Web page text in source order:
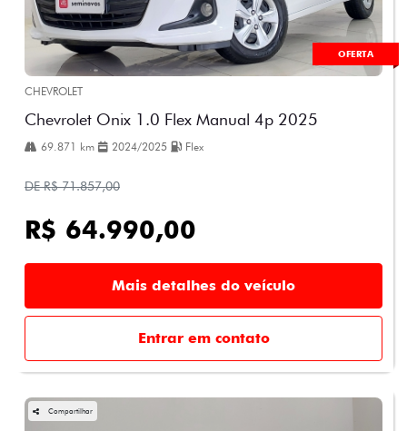
OFERTA
CHEVROLET
Chevrolet Onix 1.0 Flex Manual 4p 2025
69.871 km 2024/2025 Flex
DE R$ 71.857,00
R$ 64.990,00
Mais detalhes do veículo
Entrar em contato
Compartilhar